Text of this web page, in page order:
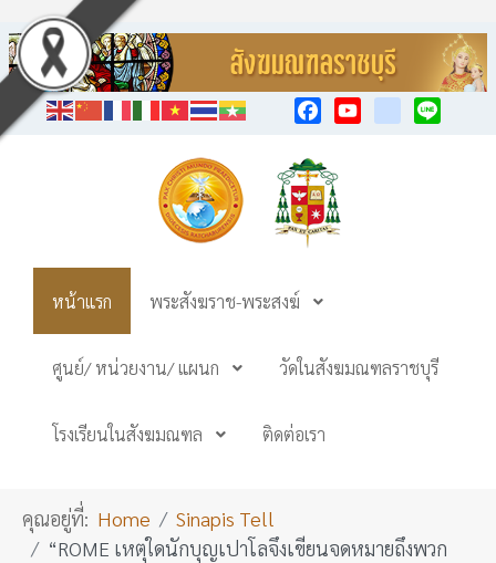
หน้าแรก พระสังฆราช-พระสงฆ์
ศูนย์/ หน่วยงาน/ แผนก วัดในสังฆมณฑลราชบุรี
โรงเรียนในสังฆมณฑล ติดต่อเรา
คุณอยู่ที่: Home
Sinapis Tell
“ROME เหตุใดนักบุญเปาโลจึงเขียนจดหมายถึงพวก